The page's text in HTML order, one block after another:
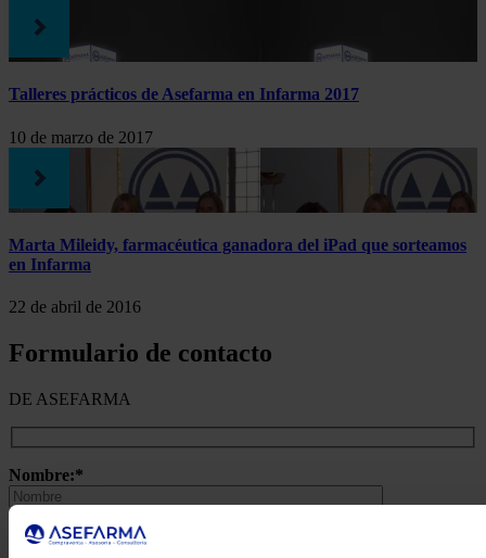
Talleres prácticos de Asefarma en Infarma 2017
10 de marzo de 2017
Marta Mileidy, farmacéutica ganadora del iPad que sorteamos
en Infarma
22 de abril de 2016
Formulario de contacto
DE ASEFARMA
Nombre:*
Apellidos:*